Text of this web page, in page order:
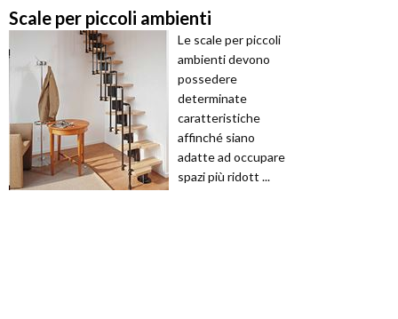
Scale per piccoli ambienti
Le scale per piccoli
ambienti devono
possedere
determinate
caratteristiche
affinché siano
adatte ad occupare
spazi più ridott ...